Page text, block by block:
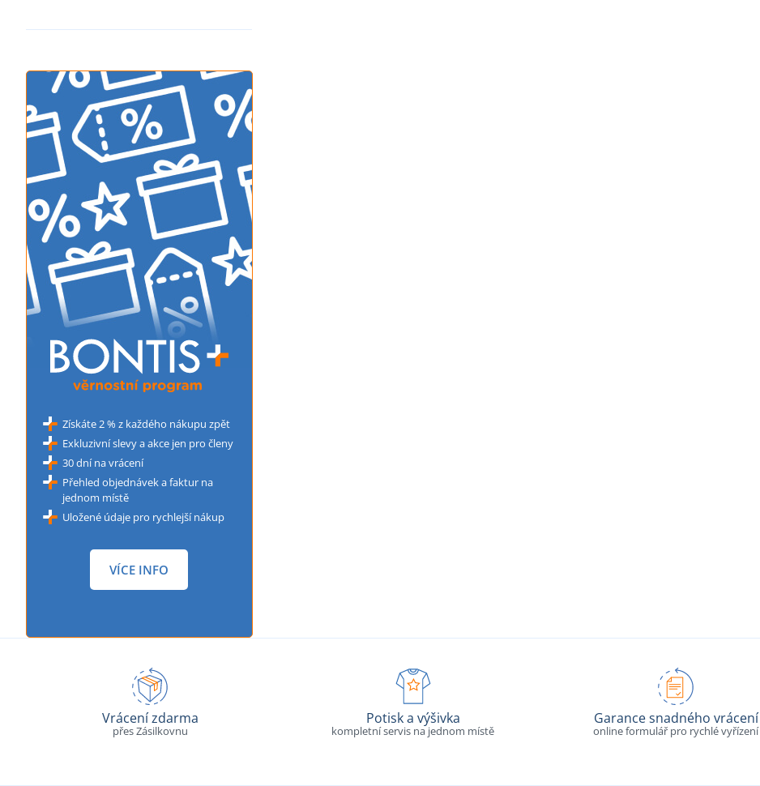
Získáte 2 % z každého nákupu zpět
Exkluzivní slevy a akce jen pro členy
30 dní na vrácení
Přehled objednávek a faktur na
jednom místě
Uložené údaje pro rychlejší nákup
VÍCE INFO
Vrácení zdarma
přes Zásilkovnu
Potisk a výšivka
kompletní servis na jednom místě
Garance snadného vrácení
online formulář pro rychlé vyřízení